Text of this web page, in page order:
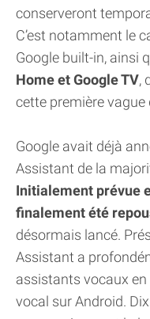
conserveront
C’est notamment le
Google built-in, ainsi
Home et Google TV,
cette première vague
Google avait déjà
Assistant de la
Initialement prévue
finalement été
désormais lancé.
Assistant a
assistants vocaux
vocal sur Android.